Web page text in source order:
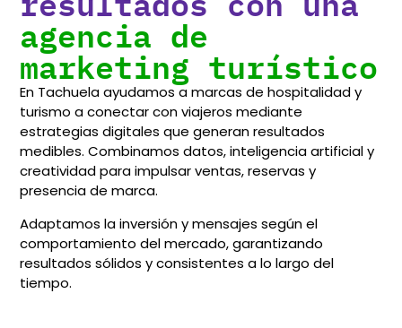
agencia de
marketing turístico
En Tachuela ayudamos a marcas de hospitalidad y
turismo a conectar con viajeros mediante
estrategias digitales que generan resultados
medibles. Combinamos datos, inteligencia artificial y
creatividad para impulsar ventas, reservas y
presencia de marca.
Adaptamos la inversión y mensajes según el
comportamiento del mercado, garantizando
resultados sólidos y consistentes a lo largo del
tiempo.